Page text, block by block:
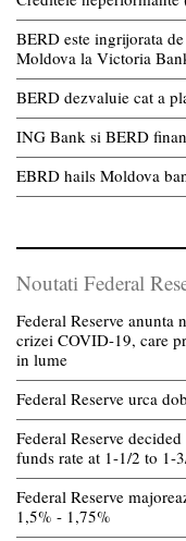
BERD este ingrijorata
Moldova la Victoria
BERD dezvaluie cat a
ING Bank si BERD
EBRD hails Moldova
Noutati Federal
Federal Reserve anunta
crizei COVID-19, care
in lume
Federal Reserve urca
Federal Reserve
funds rate at 1-1/2 to 1-
Federal Reserve
1,5% - 1,75%